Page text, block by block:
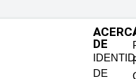
DE
DE